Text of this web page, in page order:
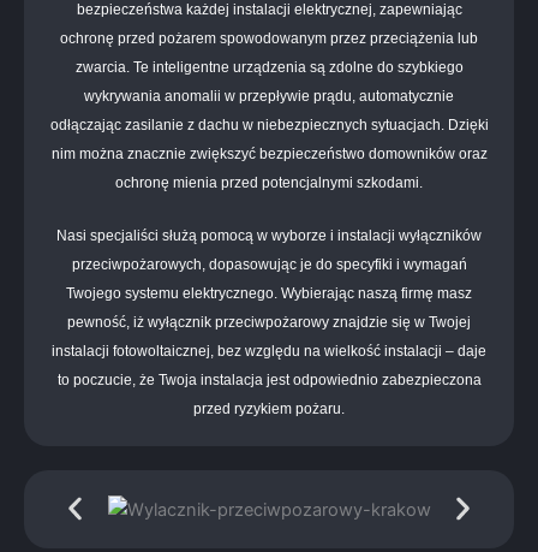
bezpieczeństwa każdej instalacji elektrycznej, zapewniając
ochronę przed pożarem spowodowanym przez przeciążenia lub
zwarcia. Te inteligentne urządzenia są zdolne do szybkiego
wykrywania anomalii w przepływie prądu, automatycznie
odłączając zasilanie z dachu w niebezpiecznych sytuacjach. Dzięki
nim można znacznie zwiększyć bezpieczeństwo domowników oraz
ochronę mienia przed potencjalnymi szkodami.
Nasi specjaliści służą pomocą w wyborze i instalacji wyłączników
przeciwpożarowych, dopasowując je do specyfiki i wymagań
Twojego systemu elektrycznego. Wybierając naszą firmę masz
pewność, iż wyłącznik przeciwpożarowy znajdzie się w Twojej
instalacji fotowoltaicznej, bez względu na wielkość instalacji – daje
to poczucie, że Twoja instalacja jest odpowiednio zabezpieczona
przed ryzykiem pożaru.